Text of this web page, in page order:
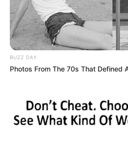
EMAIL
BUZZ DAY
Photos From The 70s That Defined